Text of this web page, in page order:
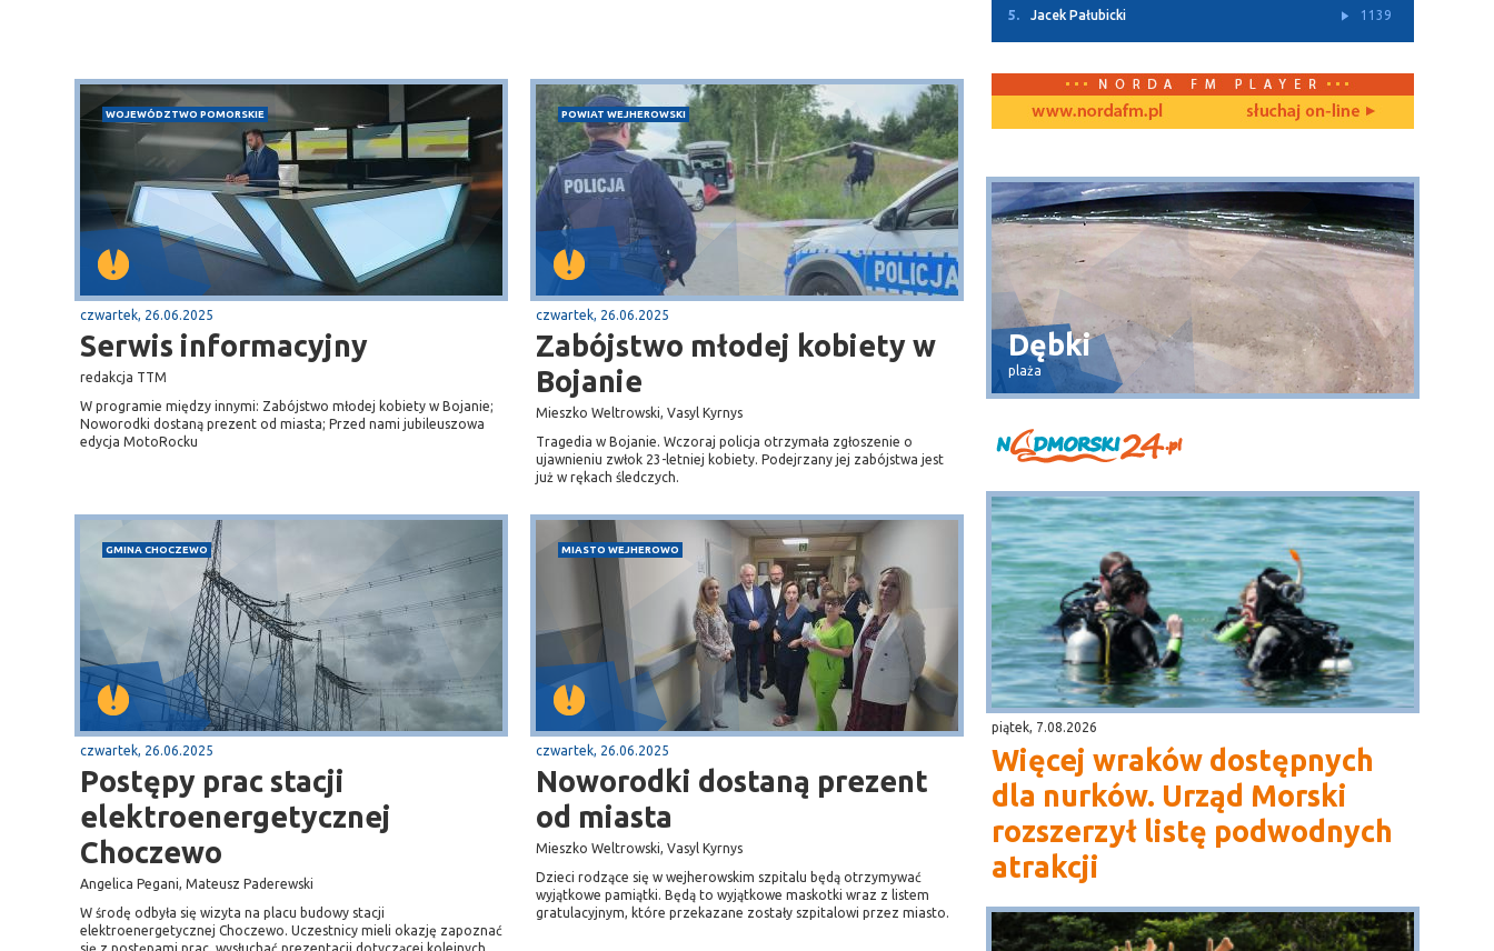
WOJEWÓDZTWO POMORSKIE
czwartek, 26.06.2025
Serwis informacyjny
redakcja TTM
W programie między innymi: Zabójstwo młodej kobiety w Bojanie;
Noworodki dostaną prezent od miasta; Przed nami jubileuszowa
edycja MotoRocku
POWIAT WEJHEROWSKI
czwartek, 26.06.2025
Zabójstwo młodej kobiety w
Bojanie
Mieszko Weltrowski, Vasyl Kyrnys
Tragedia w Bojanie. Wczoraj policja otrzymała zgłoszenie o
ujawnieniu zwłok 23-letniej kobiety. Podejrzany jej zabójstwa jest
już w rękach śledczych.
GMINA CHOCZEWO
czwartek, 26.06.2025
Postępy prac stacji
elektroenergetycznej
Choczewo
Angelica Pegani, Mateusz Paderewski
W środę odbyła się wizyta na placu budowy stacji
elektroenergetycznej Choczewo. Uczestnicy mieli okazję zapoznać
MIASTO WEJHEROWO
czwartek, 26.06.2025
Noworodki dostaną prezent
od miasta
Mieszko Weltrowski, Vasyl Kyrnys
Dzieci rodzące się w wejherowskim szpitalu będą otrzymywać
wyjątkowe pamiątki. Będą to wyjątkowe maskotki wraz z listem
gratulacyjnym, które przekazane zostały szpitalowi przez miasto.
5.
„Lodówka społeczna” stanęła w Redzie 3113
Dębki Władysławowo
widok na Bałtyk
piątek, 7.08.2026
Więcej wraków dostępnych
dla nurków. Urząd Morski
rozszerzył listę podwodnych
atrakcji